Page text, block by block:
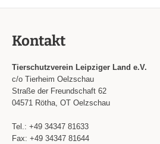
Kontakt
Tierschutzverein Leipziger Land e.V.
c/o Tierheim Oelzschau
Straße der Freundschaft 62
04571 Rötha, OT Oelzschau
Tel.: +49 34347 81633
Fax: +49 34347 81644